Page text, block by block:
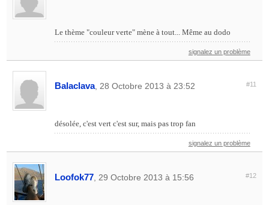
Le thème "couleur verte" mène à tout... Même au dodo
signalez un problème
Balaclava, 28 Octobre 2013 à 23:52 #11
désolée, c'est vert c'est sur, mais pas trop fan
signalez un problème
Loofok77 , 29 Octobre 2013 à 15:56 #12